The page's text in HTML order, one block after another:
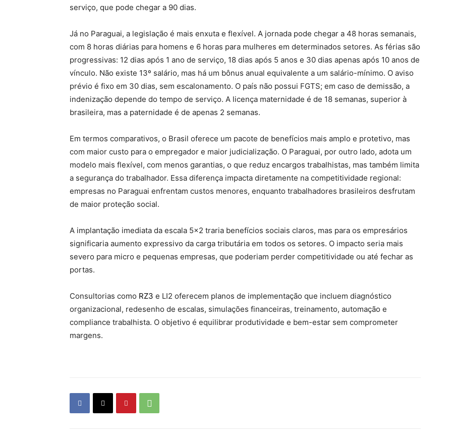
serviço, que pode chegar a 90 dias.
Já no Paraguai, a legislação é mais enxuta e flexível. A jornada pode chegar a 48 horas semanais,
com 8 horas diárias para homens e 6 horas para mulheres em determinados setores. As férias são
progressivas: 12 dias após 1 ano de serviço, 18 dias após 5 anos e 30 dias apenas após 10 anos de
vínculo. Não existe 13º salário, mas há um bônus anual equivalente a um salário-mínimo. O aviso
prévio é fixo em 30 dias, sem escalonamento. O país não possui FGTS; em caso de demissão, a
indenização depende do tempo de serviço. A licença maternidade é de 18 semanas, superior à
brasileira, mas a paternidade é de apenas 2 semanas.
Em termos comparativos, o Brasil oferece um pacote de benefícios mais amplo e protetivo, mas
com maior custo para o empregador e maior judicialização. O Paraguai, por outro lado, adota um
modelo mais flexível, com menos garantias, o que reduz encargos trabalhistas, mas também limita
a segurança do trabalhador. Essa diferença impacta diretamente na competitividade regional:
empresas no Paraguai enfrentam custos menores, enquanto trabalhadores brasileiros desfrutam
de maior proteção social.
A implantação imediata da escala 5×2 traria benefícios sociais claros, mas para os empresários
significaria aumento expressivo da carga tributária em todos os setores. O impacto seria mais
severo para micro e pequenas empresas, que poderiam perder competitividade ou até fechar as
portas.
Consultorias como RZ3 e LI2 oferecem planos de implementação que incluem diagnóstico
organizacional, redesenho de escalas, simulações financeiras, treinamento, automação e
compliance trabalhista. O objetivo é equilibrar produtividade e bem-estar sem comprometer
margens.